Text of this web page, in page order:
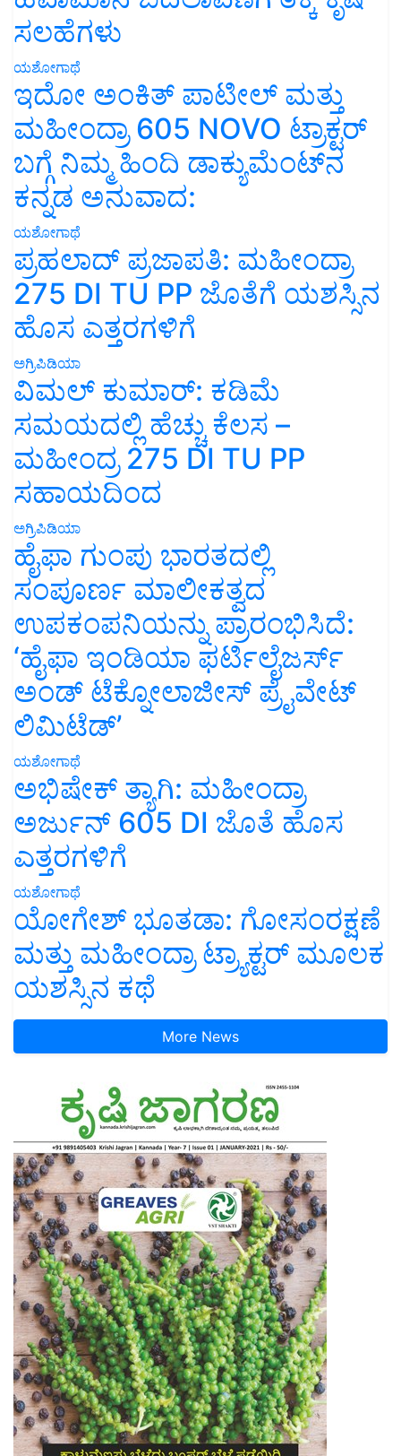
ಸಲಹೆಗಳು
ಯಶೋಗಾಥೆ
ಇದೋ ಅಂಕಿತ್ ಪಾಟೀಲ್ ಮತ್ತು
ಮಹೀಂದ್ರಾ 605 NOVO ಟ್ರಾಕ್ಟರ್
ಬಗ್ಗೆ ನಿಮ್ಮ ಹಿಂದಿ ಡಾಕ್ಯುಮೆಂಟ್‌ನ
ಕನ್ನಡ ಅನುವಾದ:
ಯಶೋಗಾಥೆ
ಪ್ರಹಲಾದ್ ಪ್ರಜಾಪತಿ: ಮಹೀಂದ್ರಾ
275 DI TU PP ಜೊತೆಗೆ ಯಶಸ್ಸಿನ
ಹೊಸ ಎತ್ತರಗಳಿಗೆ
ಅಗ್ರಿಪಿಡಿಯಾ
ವಿಮಲ್ ಕುಮಾರ್: ಕಡಿಮೆ
ಸಮಯದಲ್ಲಿ ಹೆಚ್ಚು ಕೆಲಸ –
ಮಹೀಂದ್ರ 275 DI TU PP
ಸಹಾಯದಿಂದ
ಅಗ್ರಿಪಿಡಿಯಾ
ಹೈಫಾ ಗುಂಪು ಭಾರತದಲ್ಲಿ
ಸಂಪೂರ್ಣ ಮಾಲೀಕತ್ವದ
ಉಪಕಂಪನಿಯನ್ನು ಪ್ರಾರಂಭಿಸಿದೆ:
‘ಹೈಫಾ ಇಂಡಿಯಾ ಫರ್ಟಿಲೈಜರ್ಸ್
ಅಂಡ್ ಟೆಕ್ನೋಲಾಜೀಸ್ ಪ್ರೈವೇಟ್
ಲಿಮಿಟೆಡ್’
ಯಶೋಗಾಥೆ
ಅಭಿಷೇಕ್ ತ್ಯಾಗಿ: ಮಹೀಂದ್ರಾ
ಅರ್ಜುನ್ 605 DI ಜೊತೆ ಹೊಸ
ಎತ್ತರಗಳಿಗೆ
ಯಶೋಗಾಥೆ
ಯೋಗೇಶ್ ಭೂತಡಾ: ಗೋಸಂರಕ್ಷಣೆ
ಮತ್ತು ಮಹೀಂದ್ರಾ ಟ್ರ್ಯಾಕ್ಟರ್ ಮೂಲಕ
ಯಶಸ್ಸಿನ ಕಥೆ
More News